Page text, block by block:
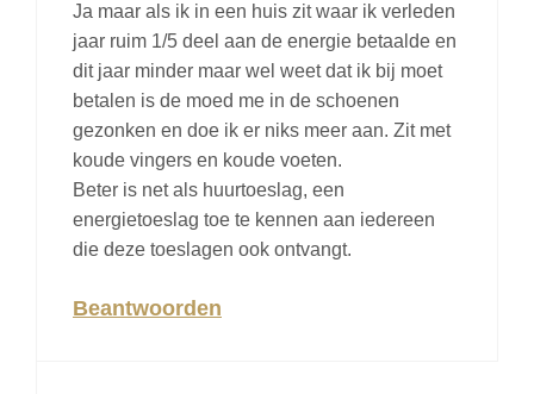
Ja maar als ik in een huis zit waar ik verleden
jaar ruim 1/5 deel aan de energie betaalde en
dit jaar minder maar wel weet dat ik bij moet
betalen is de moed me in de schoenen
gezonken en doe ik er niks meer aan. Zit met
koude vingers en koude voeten.
Beter is net als huurtoeslag, een
energietoeslag toe te kennen aan iedereen
die deze toeslagen ook ontvangt.
Beantwoorden